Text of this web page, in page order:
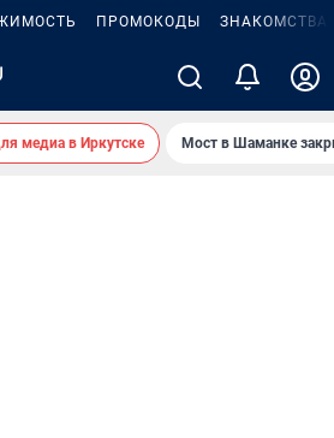
ПРОМОКОДЫ ЗНАКОМСТВА
медиа в Иркутске Мост в Шаманке